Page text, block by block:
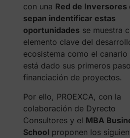
con una Red de Inversores
sepan indentificar estas
oportunidades se muestra
elemento clave del
ecosistema como el canario
está dado sus primeros
financiación de proyectos.
Por ello, PROEXCA, con la
colaboración de Dyrecto
Consultores y el MBA
School proponen los